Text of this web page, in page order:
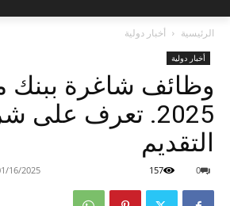
الرئيسية أخبار دولية
أخبار دولية
وظائف شاغرة ببنك
2025. تعرف على
التقديم
16/2025 0
157